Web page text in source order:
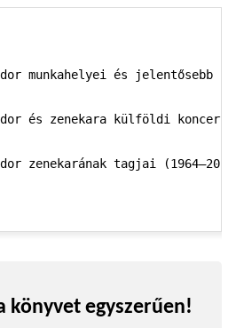
munkahelyei és jelentősebb
és zenekara külföldi
zenekarának tagjai
könyvet egyszerűen!